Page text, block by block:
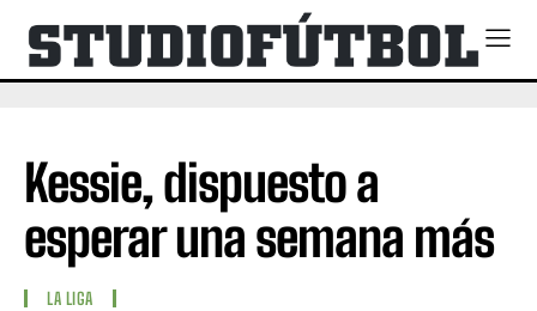
Kessie, dispuesto a
esperar una semana más
LA LIGA